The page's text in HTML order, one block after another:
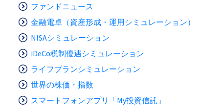
ファンドニュース
金融電卓（資産形成・運用シミュレーション）
NISAシミュレーション
iDeCo税制優遇シミュレーション
ライフプランシミュレーション
世界の株価・指数
スマートフォンアプリ「My投資信託」